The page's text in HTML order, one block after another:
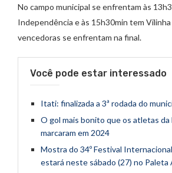
No campo municipal se enfrentam às
Independência e às 15h30min tem
vencedoras se enfrentam na final.
Você pode estar interessado
Itati: finalizada a 3ª rodada do
O gol mais bonito que os atletas da
marcaram em 2024
Mostra do 34º Festival
estará neste sábado (27) no Paleta